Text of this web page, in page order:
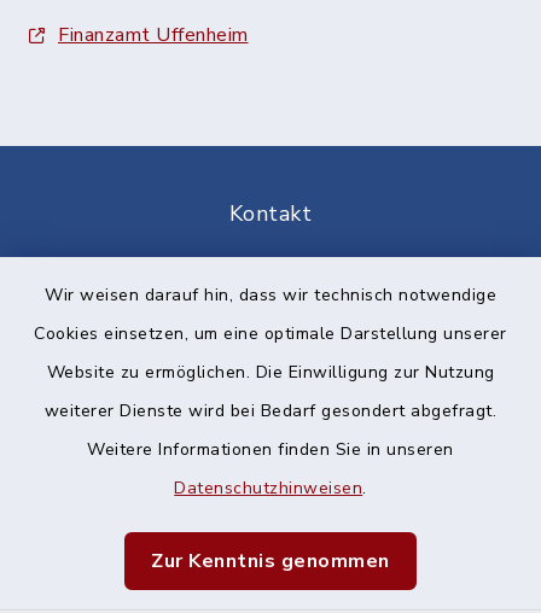
Wir weisen darauf hin, dass wir technisch notwendige
Cookies einsetzen, um eine optimale Darstellung unserer
Website zu ermöglichen. Die Einwilligung zur Nutzung
weiterer Dienste wird bei Bedarf gesondert abgefragt.
Weitere Informationen finden Sie in unseren
Datenschutzhinweisen.
Zur Kenntnis genommen
Finanzamt Uffenheim
Kontakt
Datenschutz
Impressum
Sitemap
Cookie-Einstellungen